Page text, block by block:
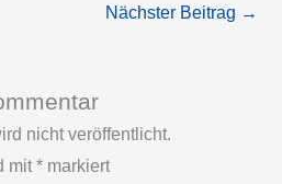
Nächster Beitrag →
nicht veröffentlicht.
mit * markiert